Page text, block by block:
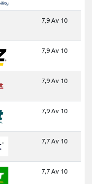
7,9 Av 10
7,9 Av 10
7,9 Av 10
7,9 Av 10
7,7 Av 10
7,7 Av 10